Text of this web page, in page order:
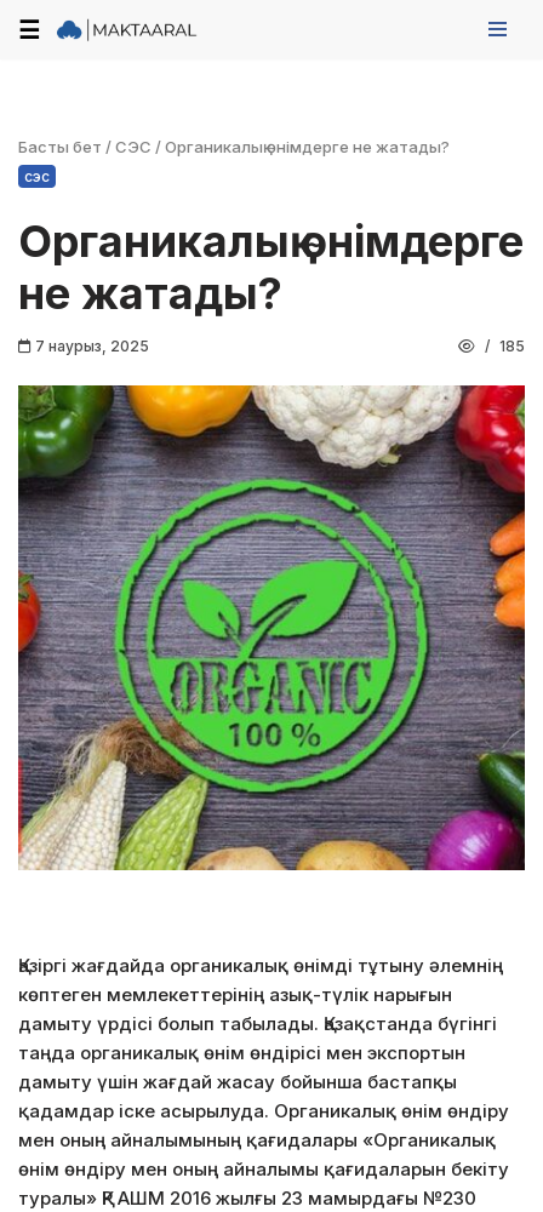
☰
Басты бет /СЭС /Органикалық өнімдерге не жатады?
сэс
Органикалық өнімдерге
не жатады?
7 наурыз, 2025 185
Қазіргі жағдайда органикалық өнімді тұтыну әлемнің
көптеген мемлекеттерінің азық-түлік нарығын
дамыту үрдісі болып табылады. Қазақстанда бүгінгі
таңда органикалық өнім өндірісі мен экспортын
дамыту үшін жағдай жасау бойынша бастапқы
қадамдар іске асырылуда. Органикалық өнім өндіру
мен оның айналымының қағидалары «Органикалық
өнім өндіру мен оның айналымы қағидаларын бекіту
туралы» ҚР АШМ 2016 жылғы 23 мамырдағы №230